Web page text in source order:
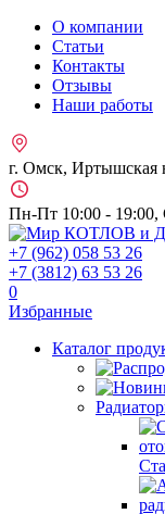
О компании
Статьи
Контакты
Отзывы
Наши работы
г. Омск, Иртышская
Пн-Пт 10:00 - 19:00,
+7 (962) 058 53 26
+7 (3812) 63 53 26
0
Избранные
Каталог